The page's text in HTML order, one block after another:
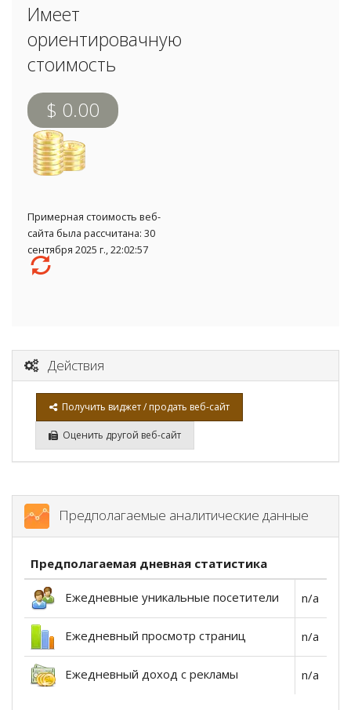
Имеет
ориентировачную
стоимость
$ 0.00
Примерная стоимость веб-
сайта была рассчитана: 30
сентября 2025 г., 22:02:57
Действия
Получить виджет / продать веб-сайт
Оценить другой веб-сайт
Предполагаемые аналитические данные
Предполагаемая дневная статистика
Ежедневные уникальные посетители n/a
Ежедневный просмотр страниц n/a
Ежедневный доход с рекламы n/a